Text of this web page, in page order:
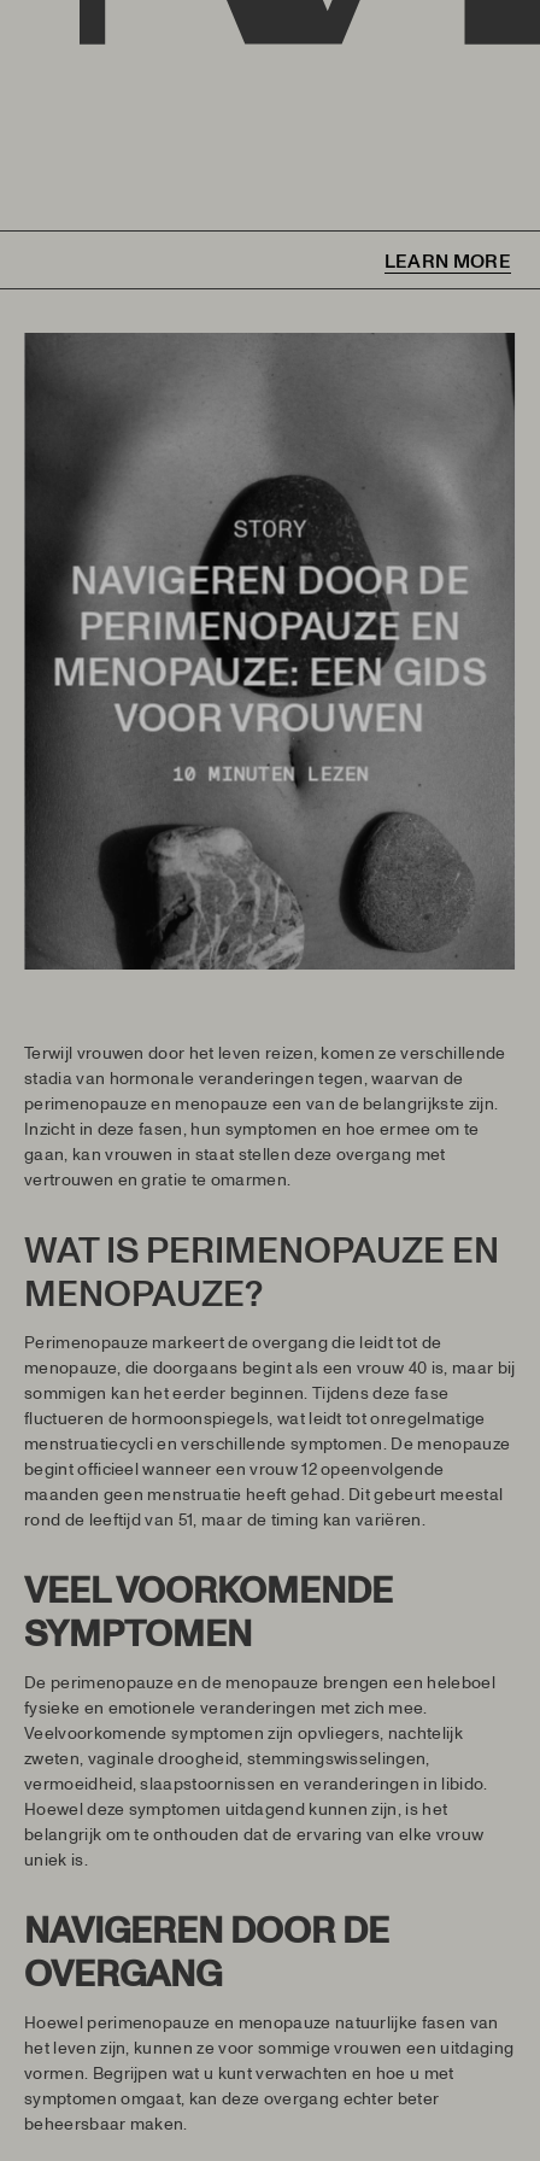
LEARN MORE
STORY
NAVIGEREN DOOR DE
PERIMENOPAUZE EN
MENOPAUZE: EEN GIDS
VOOR VROUWEN
10 MINUTEN LEZEN
Terwijl vrouwen door het leven reizen, komen ze verschillende
stadia van hormonale veranderingen tegen, waarvan de
perimenopauze en menopauze een van de belangrijkste zijn.
Inzicht in deze fasen, hun symptomen en hoe ermee om te
gaan, kan vrouwen in staat stellen deze overgang met
vertrouwen en gratie te omarmen.
WAT IS PERIMENOPAUZE EN
MENOPAUZE?
Perimenopauze markeert de overgang die leidt tot de
menopauze, die doorgaans begint als een vrouw 40 is, maar bij
sommigen kan het eerder beginnen. Tijdens deze fase
fluctueren de hormoonspiegels, wat leidt tot onregelmatige
menstruatiecycli en verschillende symptomen. De menopauze
begint officieel wanneer een vrouw 12 opeenvolgende
maanden geen menstruatie heeft gehad. Dit gebeurt meestal
rond de leeftijd van 51, maar de timing kan variëren.
VEEL VOORKOMENDE
SYMPTOMEN
De perimenopauze en de menopauze brengen een heleboel
fysieke en emotionele veranderingen met zich mee.
Veelvoorkomende symptomen zijn opvliegers, nachtelijk
zweten, vaginale droogheid, stemmingswisselingen,
vermoeidheid, slaapstoornissen en veranderingen in libido.
Hoewel deze symptomen uitdagend kunnen zijn, is het
belangrijk om te onthouden dat de ervaring van elke vrouw
uniek is.
NAVIGEREN DOOR DE
OVERGANG
Hoewel perimenopauze en menopauze natuurlijke fasen van
het leven zijn, kunnen ze voor sommige vrouwen een uitdaging
vormen. Begrijpen wat u kunt verwachten en hoe u met
symptomen omgaat, kan deze overgang echter beter
beheersbaar maken.